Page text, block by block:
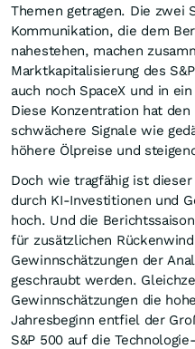
Themen getragen. Die zwei
Kommunikation, die dem
nahestehen, machen
Marktkapitalisierung des
auch noch SpaceX und in
Diese Konzentration hat
schwächere Signale wie
höhere Ölpreise und
Doch wie tragfähig ist
durch KI-Investitionen und
hoch. Und die
für zusätzlichen
Gewinnschätzungen der
geschraubt werden.
Gewinnschätzungen die
Jahresbeginn entfiel der
S&P 500 auf die